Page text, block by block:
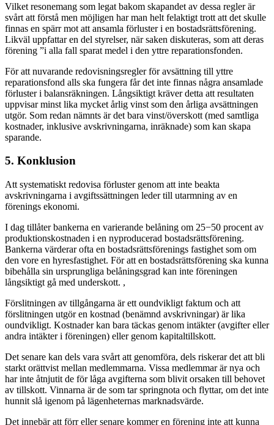
Vilket resonemang som legat bakom skapandet av dessa regler är
svårt att förstå men möjligen har man helt felaktigt trott att det skulle
finnas en spärr mot att ansamla förluster i en bostadsrättsförening.
Likväl uppfattar en del styrelser, när saken diskuteras, som att deras
förening ”i alla fall sparat medel i den yttre reparationsfonden.
För att nuvarande redovisningsregler för avsättning till yttre
reparationsfond alls ska fungera får det inte finnas några ansamlade
förluster i balansräkningen. Långsiktigt kräver detta att resultaten
uppvisar minst lika mycket årlig vinst som den årliga avsättningen
utgör. Som redan nämnts är det bara vinst/överskott (med samtliga
kostnader, inklusive avskrivningarna, inräknade) som kan skapa
sparande.
5. Konklusion
Att systematiskt redovisa förluster genom att inte beakta
avskrivningarna i avgiftssättningen leder till utarmning av en
förenings ekonomi.
I dag tillåter bankerna en varierande belåning om 25−50 procent av
produktionskostnaden i en nyproducerad bostadsrättsförening.
Bankerna värderar ofta en bostadsrättsförenings fastighet som om
den vore en hyresfastighet. För att en bostadsrättsförening ska kunna
bibehålla sin ursprungliga belåningsgrad kan inte föreningen
långsiktigt gå med underskott. ,
Förslitningen av tillgångarna är ett oundvikligt faktum och att
förslitningen utgör en kostnad (benämnd avskrivningar) är lika
oundvikligt. Kostnader kan bara täckas genom intäkter (avgifter eller
andra intäkter i föreningen) eller genom kapitaltillskott.
Det senare kan dels vara svårt att genomföra, dels riskerar det att bli
starkt orättvist mellan medlemmarna. Vissa medlemmar är nya och
har inte åtnjutit de för låga avgifterna som blivit orsaken till behovet
av tillskott. Vinnarna är de som tar springnota och flyttar, om det inte
hunnit slå igenom på lägenheternas marknadsvärde.
Det innebär att förr eller senare kommer en förening inte att kunna